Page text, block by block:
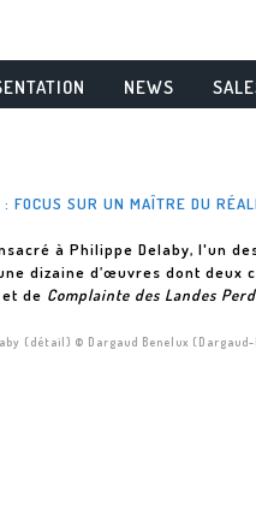
NEWS
FOCUS SUR UN MAÎTRE DU
à Philippe Delaby, l'un
dizaine d’œuvres dont
et de Complainte des Landes
(détail) © Dargaud Benelux